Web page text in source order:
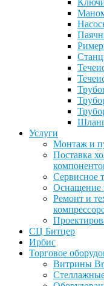
Услуги
Монтаж и
Поставка
Сервисное
Оснащение
Ремонт и
СЦ Битцер
Ирбис
Торговое
Витрины